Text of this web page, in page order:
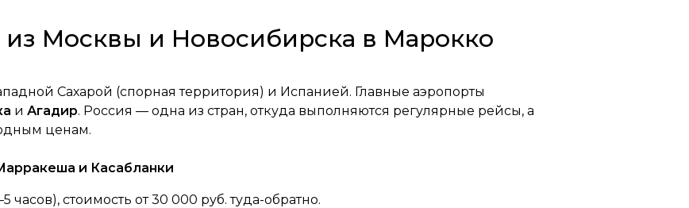
из Москвы и Новосибирска в Марокко
Сахарой (спорная территория) и Испанией. Главные аэропорты
и Агадир. Россия — одна из стран, откуда выполняются регулярные рейсы, а
ценам.
и Касабланки
стоимость от 30 000 руб. туда-обратно.